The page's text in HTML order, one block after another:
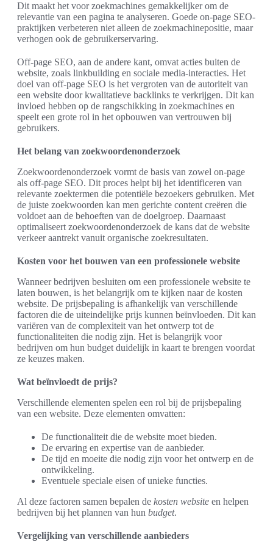
Dit maakt het voor zoekmachines gemakkelijker om de
relevantie van een pagina te analyseren. Goede on-page SEO-
praktijken verbeteren niet alleen de zoekmachinepositie, maar
verhogen ook de gebruikerservaring.
Off-page SEO, aan de andere kant, omvat acties buiten de
website, zoals linkbuilding en sociale media-interacties. Het
doel van off-page SEO is het vergroten van de autoriteit van
een website door kwalitatieve backlinks te verkrijgen. Dit kan
invloed hebben op de rangschikking in zoekmachines en
speelt een grote rol in het opbouwen van vertrouwen bij
gebruikers.
Het belang van zoekwoordenonderzoek
Zoekwoordenonderzoek vormt de basis van zowel on-page
als off-page SEO. Dit proces helpt bij het identificeren van
relevante zoektermen die potentiële bezoekers gebruiken. Met
de juiste zoekwoorden kan men gerichte content creëren die
voldoet aan de behoeften van de doelgroep. Daarnaast
optimaliseert zoekwoordenonderzoek de kans dat de website
verkeer aantrekt vanuit organische zoekresultaten.
Kosten voor het bouwen van een professionele website
Wanneer bedrijven besluiten om een professionele website te
laten bouwen, is het belangrijk om te kijken naar de kosten
website. De prijsbepaling is afhankelijk van verschillende
factoren die de uiteindelijke prijs kunnen beïnvloeden. Dit kan
variëren van de complexiteit van het ontwerp tot de
functionaliteiten die nodig zijn. Het is belangrijk voor
bedrijven om hun budget duidelijk in kaart te brengen voordat
ze keuzes maken.
Wat beïnvloedt de prijs?
Verschillende elementen spelen een rol bij de prijsbepaling
van een website. Deze elementen omvatten:
De functionaliteit die de website moet bieden.
De ervaring en expertise van de aanbieder.
De tijd en moeite die nodig zijn voor het ontwerp en de
ontwikkeling.
Eventuele speciale eisen of unieke functies.
Al deze factoren samen bepalen de kosten website en helpen
bedrijven bij het plannen van hun budget.
Vergelijking van verschillende aanbieders